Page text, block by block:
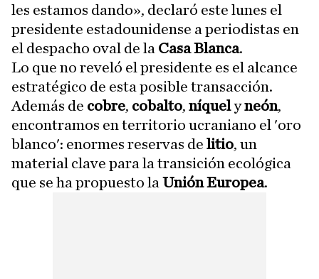
les estamos dando», declaró este lunes el
presidente estadounidense a periodistas en
el despacho oval de la Casa Blanca.
Lo que no reveló el presidente es el alcance
estratégico de esta posible transacción.
Además de cobre, cobalto, níquelyneón,
encontramos en territorio ucraniano el 'oro
blanco': enormes reservas de litio, un
material clave para la transición ecológica
que se ha propuesto la Unión Europea.